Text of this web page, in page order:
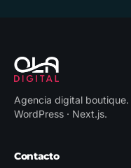
Agencia digital boutique.
WordPress · Next.js.
Contacto